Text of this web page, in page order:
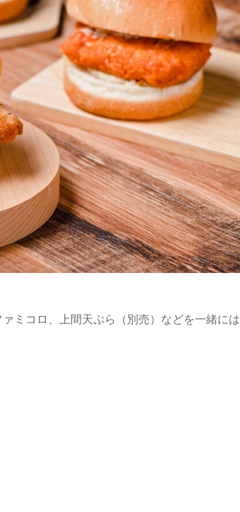
ミコロ、上間天ぷら（別売）などを一緒には